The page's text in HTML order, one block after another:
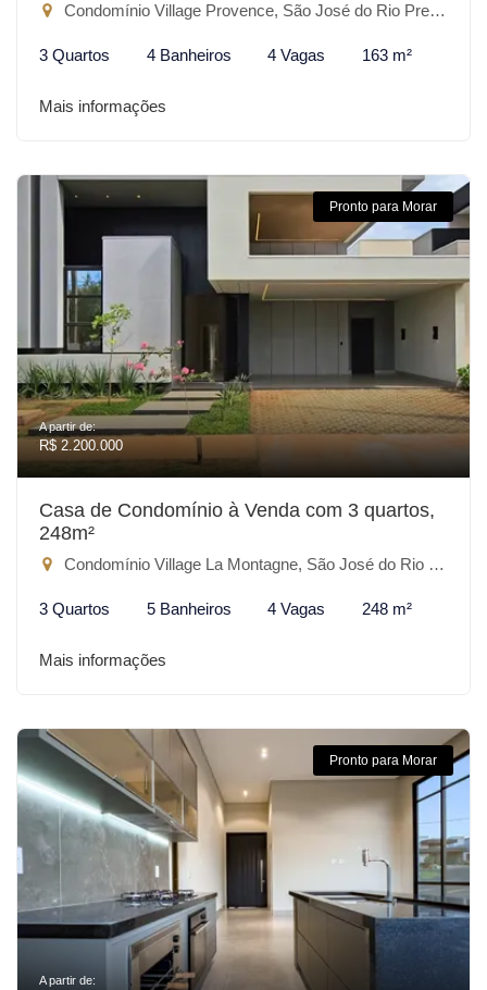
Condomínio Village Provence, São José do Rio Preto-SP
3 Quartos 4 Banheiros 4 Vagas 163 m²
Mais informações
Pronto para Morar
A partir de:
R$ 2.200.000
Casa de Condomínio à Venda com 3 quartos,
248m²
Condomínio Village La Montagne, São José do Rio Preto-SP
3 Quartos 5 Banheiros 4 Vagas 248 m²
Mais informações
Pronto para Morar
A partir de: